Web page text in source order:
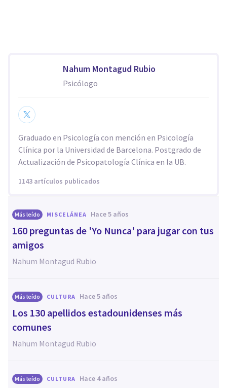
Nahum Montagud Rubio
Psicólogo
Graduado en Psicología con mención en Psicología
Clínica por la Universidad de Barcelona. Postgrado de
Actualización de Psicopatología Clínica en la UB.
1143 artículos publicados
Más leído MISCELÁNEA hace 5 años
160 preguntas de 'Yo Nunca' para jugar con tus
amigos
Nahum Montagud Rubio
Más leído CULTURA hace 5 años
Los 130 apellidos estadounidenses más
comunes
Nahum Montagud Rubio
Más leído CULTURA hace 4 años